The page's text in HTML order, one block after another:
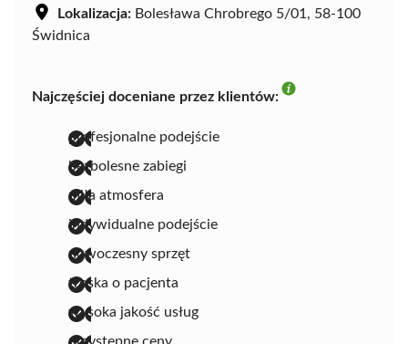
Lokalizacja: Bolesława Chrobrego 5/01, 58-100
Świdnica
Najczęściej doceniane przez klientów:
profesjonalne podejście
bezbolesne zabiegi
miła atmosfera
indywidualne podejście
nowoczesny sprzęt
troska o pacjenta
wysoka jakość usług